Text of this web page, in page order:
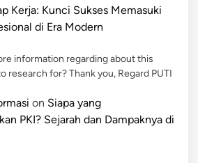
Kerja: Kunci Sukses Memasuki
di Era Modern
information regarding about this
research for? Thank you, Regard PUTI
on Siapa yang
PKI? Sejarah dan Dampaknya di